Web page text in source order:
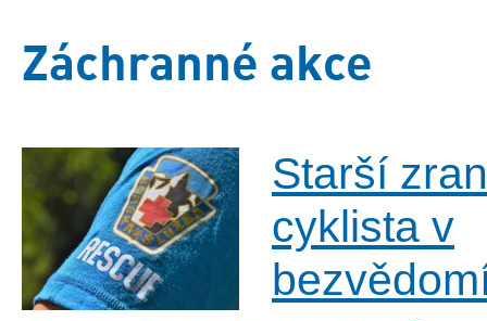
Záchranné akce
Starší
cyklista v